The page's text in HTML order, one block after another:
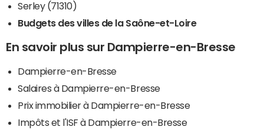
Serley (71310)
Budgets des villes de la Saône-et-Loire
En savoir plus sur Dampierre-en-Bresse
Dampierre-en-Bresse
Salaires à Dampierre-en-Bresse
Prix immobilier à Dampierre-en-Bresse
Impôts et l'ISF à Dampierre-en-Bresse